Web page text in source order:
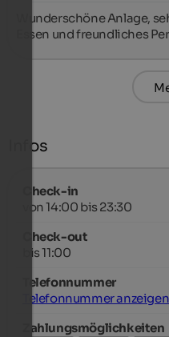
Wunderschöne Anlage,
Essen und freundliches
Infos
Check-in
von 14:00 bis 23:30
Check-out
bis 11:00
Telefonnummer
Telefonnummer anzeigen
Zahlungsmöglichkeiten